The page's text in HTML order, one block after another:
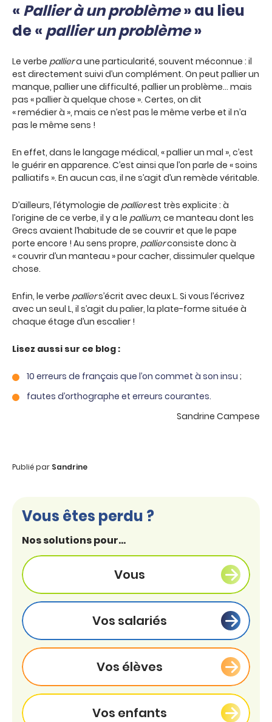
«Pallier à un problème» au lieu
de «pallier un problème»
Le verbe palliera une particularité, souvent méconnue : il
est directement suivi d’un complément. On peut pallier un
manque, pallier une difficulté, pallier un problème… mais
pas « pallier à quelque chose ». Certes, on dit
« remédier à », mais ce n’est pas le même verbe et il n’a
pas le même sens !
En effet, dans le langage médical, « pallier un mal », c’est
le guérir en apparence. C’est ainsi que l’on parle de « soins
palliatifs ». En aucun cas, il ne s’agit d’un remède véritable.
D’ailleurs, l’étymologie de pallierest très explicite : à
l’origine de ce verbe, il y a le pallium, ce manteau dont les
Grecs avaient l’habitude de se couvrir et que le pape
porte encore ! Au sens propre, pallierconsiste donc à
« couvrir d’un manteau » pour cacher, dissimuler quelque
chose.
Enfin, le verbe palliers’écrit avec deux L. Si vous l’écrivez
avec un seul L, il s’agit du palier, la plate-forme située à
chaque étage d’un escalier !
Lisez aussi sur ce blog :
10 erreurs de français que l’on commet à son insu ;
fautes d’orthographe et erreurs courantes.
Sandrine Campese
Publié par Sandrine
Vous êtes perdu ?
Nos solutions pour...
Vous
Vos salariés
Vos élèves
Vos enfants